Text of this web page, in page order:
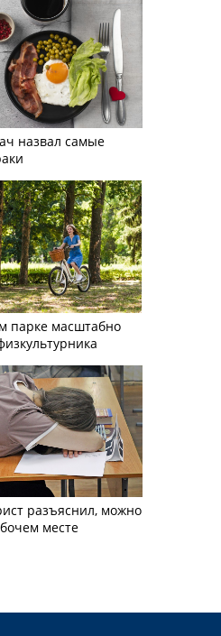
назвал самые
парке масштабно
разъяснил, можно
месте